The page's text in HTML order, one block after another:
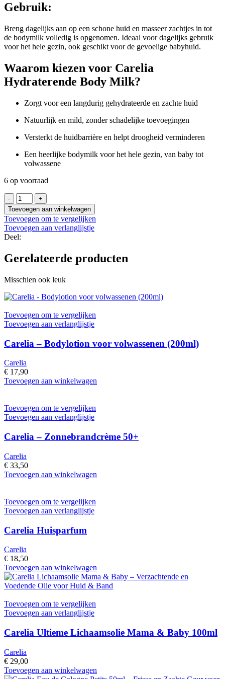
Gebruik:
Breng dagelijks aan op een schone huid en masseer zachtjes in tot
de bodymilk volledig is opgenomen. Ideaal voor dagelijks gebruik
voor het hele gezin, ook geschikt voor de gevoelige babyhuid.
Waarom kiezen voor Carelia
Hydraterende Body Milk?
Zorgt voor een langdurig gehydrateerde en zachte huid
Natuurlijk en mild, zonder schadelijke toevoegingen
Versterkt de huidbarrière en helpt droogheid verminderen
Een heerlijke bodymilk voor het hele gezin, van baby tot
volwassene
6 op voorraad
Carelia
Hydraterende
Body
Milk
200
ml
Toevoegen aan winkelwagen
Toevoegen om te vergelijken
Toevoegen aan verlanglijstje
Deel:
Gerelateerde producten
Misschien ook leuk
Toevoegen om te vergelijken
Toevoegen aan verlanglijstje
Carelia – Bodylotion voor volwassenen (200ml)
Carelia
€ 17,90
Toevoegen aan winkelwagen
Toevoegen om te vergelijken
Toevoegen aan verlanglijstje
Carelia – Zonnebrandcrème 50+
Carelia
€ 33,50
Toevoegen aan winkelwagen
Toevoegen om te vergelijken
Toevoegen aan verlanglijstje
Carelia Huisparfum
Carelia
€ 18,50
Toevoegen aan winkelwagen
Toevoegen om te vergelijken
Toevoegen aan verlanglijstje
Carelia Ultieme Lichaamsolie Mama & Baby 100ml
Carelia
€ 29,00
Toevoegen aan winkelwagen